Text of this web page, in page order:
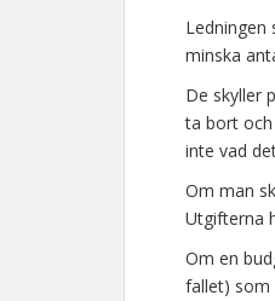
Ledningen
minska
De skyller
ta bort och
inte vad
Om man
Utgifterna
Om en
fallet) som